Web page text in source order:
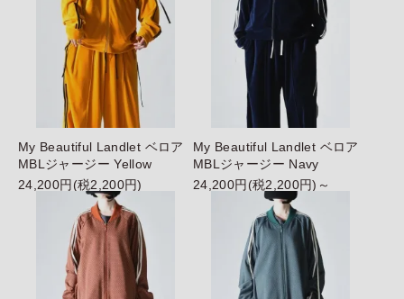
My Beautiful Landlet ベロア
MBLジャージー Yellow
24,200円(税2,200円)
My Beautiful Landlet ベロア
MBLジャージー Navy
24,200円(税2,200円)～